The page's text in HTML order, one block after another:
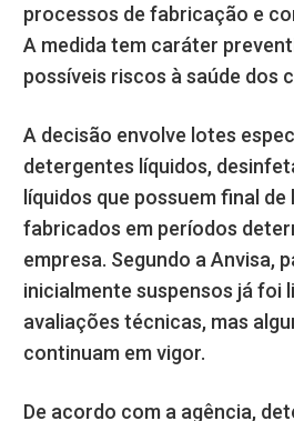
processos de fabricação e
A medida tem caráter
possíveis riscos à saúde dos
A decisão envolve lotes
detergentes líquidos,
líquidos que possuem final
fabricados em períodos
empresa. Segundo a Anvisa,
inicialmente suspensos já foi
avaliações técnicas, mas
continuam em vigor.
De acordo com a agência,